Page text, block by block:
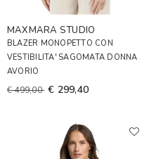
MAXMARA STUDIO
BLAZER MONOPETTO CON
VESTIBILITA' SAGOMATA DONNA
AVORIO
€ 499,00 € 299,40